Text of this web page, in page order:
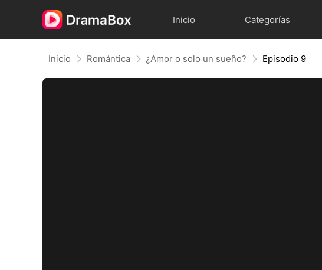
Inicio Categorías
Inicio Romántica ¿Amor o solo un sueño? Episodio 9